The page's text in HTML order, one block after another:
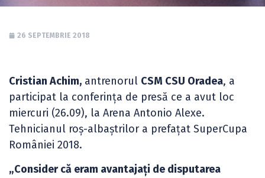
26 SEPTEMBRIE 2018
Cristian Achim, antrenorul CSM CSU Oradea, a
participat la conferința de presă ce a avut loc
miercuri (26.09), la Arena Antonio Alexe.
Tehnicianul roș-albaștrilor a prefațat SuperCupa
României 2018.
„Consider că eram avantajați de disputarea